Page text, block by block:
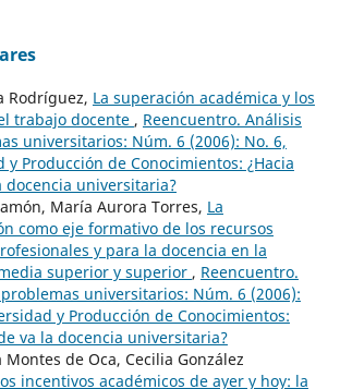
Rodríguez, La superación académica y los
trabajo docente , Reencuentro. Análisis
universitarios: Núm. 6 (2006): No. 6,
y Producción de Conocimientos: ¿Hacia
docencia universitaria?
María Aurora Torres, La
como eje formativo de los recursos
y para la docencia en la
superior y superior , Reencuentro.
universitarios: Núm. 6 (2006):
y Producción de Conocimientos:
va la docencia universitaria?
Montes de Oca, Cecilia González
incentivos académicos de ayer y hoy: la